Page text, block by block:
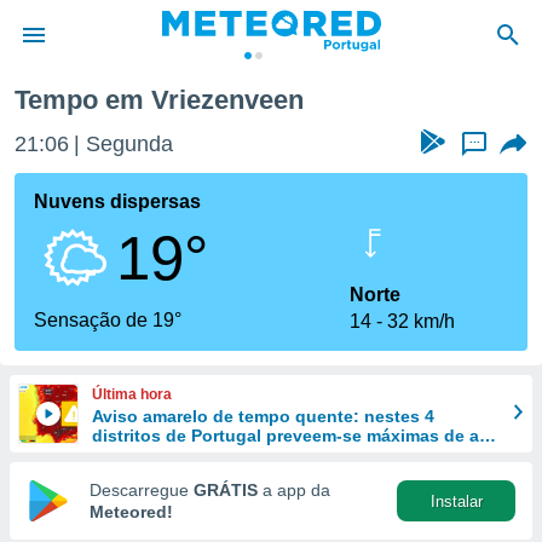
da
foi
fornecidas
a este
das
e
forma
digital
Tempo em Vriezenveen
21:06 Segunda ...
Nuvens dispersas
19°
Sensação de 19°
Norte
14
32 km/h
Última hora
Aviso amarelo de tempo quente: nestes 4
distritos de Portugal preveem-se máximas de até
Descarregue GRÁTIS a app da
Meteored!
Instalar